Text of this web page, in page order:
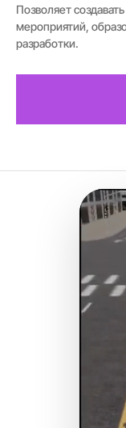
Позволяет
мероприятий,
разработки.